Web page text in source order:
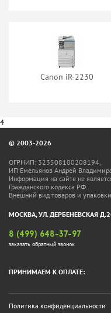
нет в наличии
Canon iR-2230
4
© 2003-2026
ОГРНИП: 323508100208194,
ИП Емельянов Андрей
Информация на сайте не
Гражданского кодекса РФ.
Внешний вид товаров и
МОСКВА, УЛ. ДЕРБЕНЕВСКАЯ
8 (499) 648-37-97
заказать обратный звонок
ПРИНИМАЕМ К ОПЛАТЕ:
Политика конфиденциальности